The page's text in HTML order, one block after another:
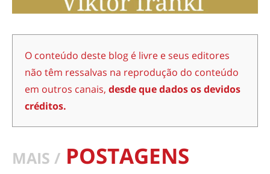
O conteúdo deste blog é livre e seus editores
não têm ressalvas na reprodução do conteúdo
em outros canais, desde que dados os devidos
créditos.
MAIS / POSTAGENS